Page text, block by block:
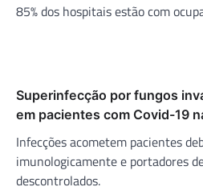
85% dos hospitais estão com
Superinfecção por fungos
em pacientes com Covid-19
Infecções acometem pacientes
imunologicamente e portadores
descontrolados.